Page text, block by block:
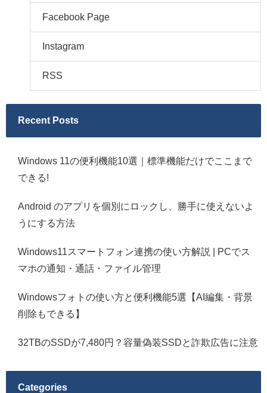
Facebook Page
Instagram
RSS
Recent Posts
Windows 11の便利機能10選｜標準機能だけでここまで
できる!
Android のアプリを個別にロックし、勝手に使えないよ
うにする方法
Windows11スマートフォン連携の使い方解説 | PCでス
マホの通知・通話・ファイル管理
Windowsフォトの使い方と便利機能5選【AI編集・背景
削除もできる】
32TBのSSDが7,480円？容量偽装SSDと詐欺広告に注意
Categories